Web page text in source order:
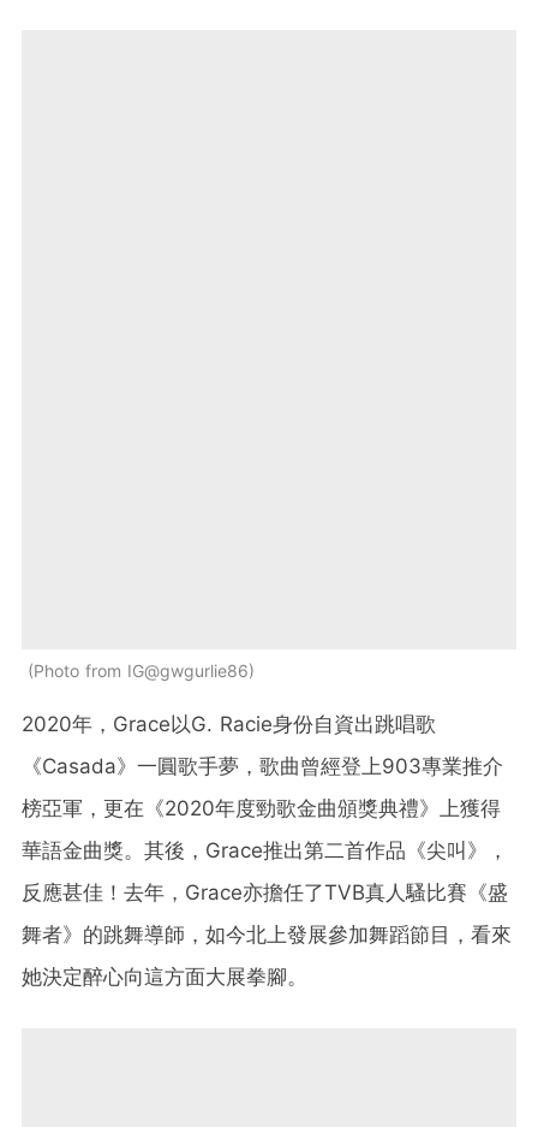
Photo from IG@gwgurlie86
2020年，Grace以G. Racie身份自資出跳唱歌
《Casada》一圓歌手夢，歌曲曾經登上903專業推介
榜亞軍，更在《2020年度勁歌金曲頒獎典禮》上獲得
華語金曲獎。其後，Grace推出第二首作品《尖叫》，
反應甚佳！去年，Grace亦擔任了TVB真人騷比賽《盛
舞者》的跳舞導師，如今北上發展參加舞蹈節目，看來
她決定醉心向這方面大展拳腳。